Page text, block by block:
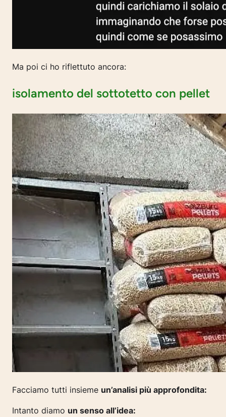
Ma poi ci ho riflettuto ancora:
isolamento del sottotetto con pellet
Facciamo tutti insieme un’analisi più approfondita:
Intanto diamo un senso all’idea: